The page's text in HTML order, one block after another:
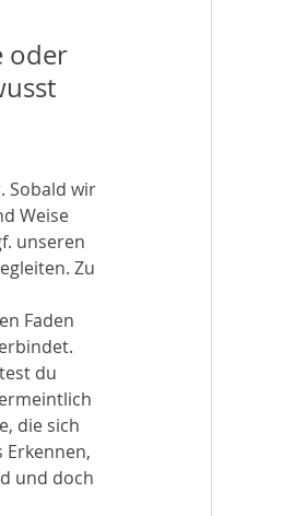
oder
Sobald wir
Weise
unseren
Zu
Faden
du
die sich
und doch